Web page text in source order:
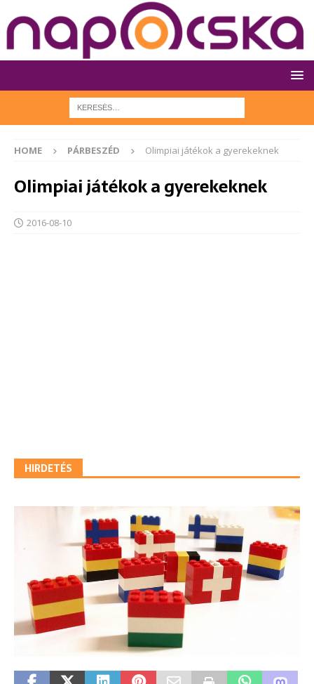
HOME PÁRBESZÉD Olimpiai játékok a gyerekeknek
Olimpiai játékok a gyerekeknek
2016-08-10
HIRDETÉS